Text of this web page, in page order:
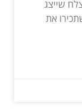
שייצג
את